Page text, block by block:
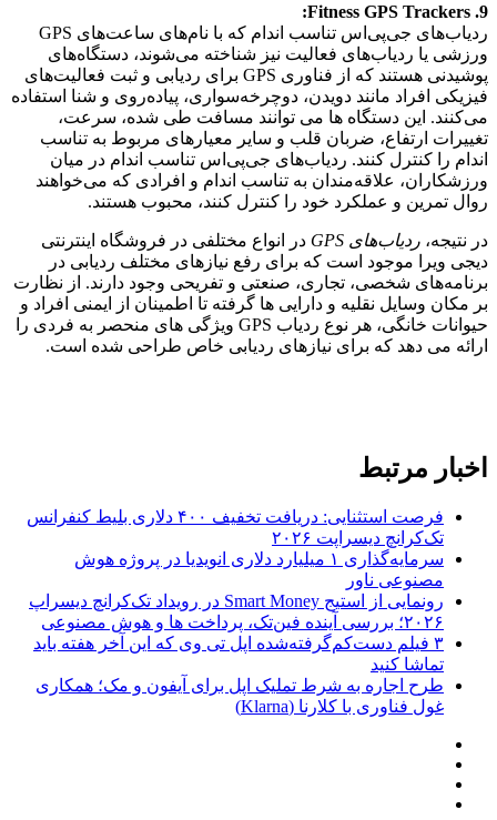
9. Fitness GPS Trackers:
ردیاب‌های جی‌پی‌اس تناسب اندام که با نام‌های ساعت‌های GPS
ورزشی یا ردیاب‌های فعالیت نیز شناخته می‌شوند، دستگاه‌های
پوشیدنی هستند که از فناوری GPS برای ردیابی و ثبت فعالیت‌های
فیزیکی افراد مانند دویدن، دوچرخه‌سواری، پیاده‌روی و شنا استفاده
می‌کنند. این دستگاه ها می توانند مسافت طی شده، سرعت،
تغییرات ارتفاع، ضربان قلب و سایر معیارهای مربوط به تناسب
اندام را کنترل کنند. ردیاب‌های جی‌پی‌اس تناسب اندام در میان
ورزشکاران، علاقه‌مندان به تناسب اندام و افرادی که می‌خواهند
روال تمرین و عملکرد خود را کنترل کنند، محبوب هستند.
در نتیجه، ردیاب‌های GPS
در انواع مختلفی در فروشگاه اینترنتی
دیجی ویرا موجود است که برای رفع نیازهای مختلف ردیابی در
برنامه‌های شخصی، تجاری، صنعتی و تفریحی وجود دارند. از نظارت
بر مکان وسایل نقلیه و دارایی ها گرفته تا اطمینان از ایمنی افراد و
حیوانات خانگی، هر نوع ردیاب GPS ویژگی های منحصر به فردی را
ارائه می دهد که برای نیازهای ردیابی خاص طراحی شده است.
اخبار مرتبط
فرصت استثنایی: دریافت تخفیف ۴۰۰ دلاری بلیط کنفرانس
تک‌کرانچ دیسراپت ۲۰۲۶
سرمایه‌گذاری ۱ میلیارد دلاری انویدیا در پروژه هوش
مصنوعی ناور
رونمایی از استیج Smart Money در رویداد تک‌کرانچ دیسراپ
۲۰۲۶؛ بررسی آینده فین‌تک، پرداخت‌ ها و هوش مصنوعی
۳ فیلم دست‌کم‌گرفته‌شده اپل تی وی که این آخر هفته باید
تماشا کنید
طرح اجاره به شرط تملیک اپل برای آیفون و مک؛ همکاری
غول فناوری با کلارنا (Klarna)